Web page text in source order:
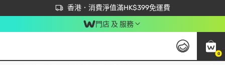
香港．消費淨值滿HK$399免運費
立即成為易賞錢會員盡享獨家優惠
首次APP下單買滿$450 輸入 NEWAPP 即減$50
門店 及 服務
0